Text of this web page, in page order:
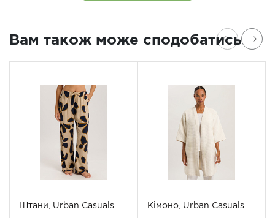
Вам також може сподобатись
Штани, Urban Casuals Кімоно, Urban Casuals